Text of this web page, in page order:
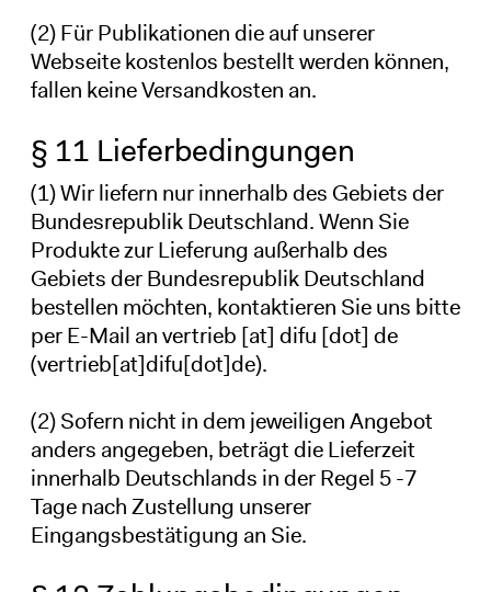
(2) Für Publikationen die auf unserer
Webseite kostenlos bestellt werden können,
fallen keine Versandkosten an.
§ 11 Lieferbedingungen
(1) Wir liefern nur innerhalb des Gebiets der
Bundesrepublik Deutschland. Wenn Sie
Produkte zur Lieferung außerhalb des
Gebiets der Bundesrepublik Deutschland
bestellen möchten, kontaktieren Sie uns bitte
per E-Mail anvertrieb [at] difu [dot] de
(vertrieb[at]difu[dot]de).
(2) Sofern nicht in dem jeweiligen Angebot
anders angegeben, beträgt die Lieferzeit
innerhalb Deutschlands in der Regel 5 -7
Tage nach Zustellung unserer
Eingangsbestätigung an Sie.